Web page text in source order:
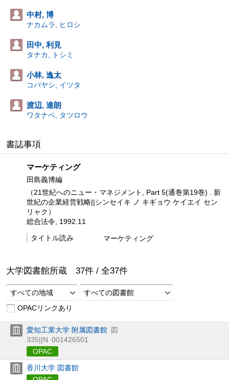
中村, 博
ナカムラ, ヒロシ
田中, 利見
タナカ, トシミ
小林, 逸太
コバヤシ, イツタ
渡辺, 達朗
ワタナベ, タツロウ
書誌事項
マーケティング
田島義博編
（21世紀へのニュー・マネジメント, Part 5(通巻第19巻) . 新
世紀の企業経営戦略||シンセイキ ノ キギョウ ケイエイ セン
リャク）
総合法令, 1992.11
タイトル読み
マーケティング
大学図書館所蔵 37件 / 全37件
すべての地域
すべての図書館
OPACリンクあり
愛知工業大学 附属図書館 図
335||N 001426501
OPAC
香川大学 図書館